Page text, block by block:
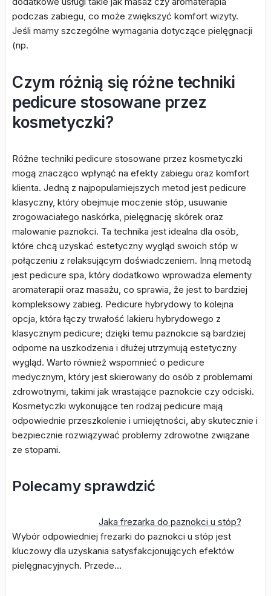
podczas zabiegu, co może zwiększyć komfort wizyty.
Jeśli mamy szczególne wymagania dotyczące pielęgnacji
(np.
Czym różnią się różne techniki
pedicure stosowane przez
kosmetyczki?
Różne techniki pedicure stosowane przez kosmetyczki
mogą znacząco wpłynąć na efekty zabiegu oraz komfort
klienta. Jedną z najpopularniejszych metod jest pedicure
klasyczny, który obejmuje moczenie stóp, usuwanie
zrogowaciałego naskórka, pielęgnację skórek oraz
malowanie paznokci. Ta technika jest idealna dla osób,
które chcą uzyskać estetyczny wygląd swoich stóp w
połączeniu z relaksującym doświadczeniem. Inną metodą
jest pedicure spa, który dodatkowo wprowadza elementy
aromaterapii oraz masażu, co sprawia, że jest to bardziej
kompleksowy zabieg. Pedicure hybrydowy to kolejna
opcja, która łączy trwałość lakieru hybrydowego z
klasycznym pedicure; dzięki temu paznokcie są bardziej
odporne na uszkodzenia i dłużej utrzymują estetyczny
wygląd. Warto również wspomnieć o pedicure
medycznym, który jest skierowany do osób z problemami
zdrowotnymi, takimi jak wrastające paznokcie czy odciski.
Kosmetyczki wykonujące ten rodzaj pedicure mają
odpowiednie przeszkolenie i umiejętności, aby skutecznie i
bezpiecznie rozwiązywać problemy zdrowotne związane
ze stopami.
Polecamy sprawdzić
Jaka frezarka do paznokci u stóp?
Wybór odpowiedniej frezarki do paznokci u stóp jest
kluczowy dla uzyskania satysfakcjonujących efektów
pielęgnacyjnych. Przede…